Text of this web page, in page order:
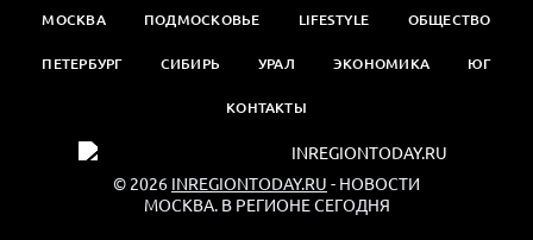
МОСКВА ПОДМОСКОВЬЕ LIFESTYLE ОБЩЕСТВО
ПЕТЕРБУРГ СИБИРЬ УРАЛ ЭКОНОМИКА ЮГ
КОНТАКТЫ
© 2026 INREGIONTODAY.RU - НОВОСТИ
МОСКВА. В РЕГИОНЕ СЕГОДНЯ